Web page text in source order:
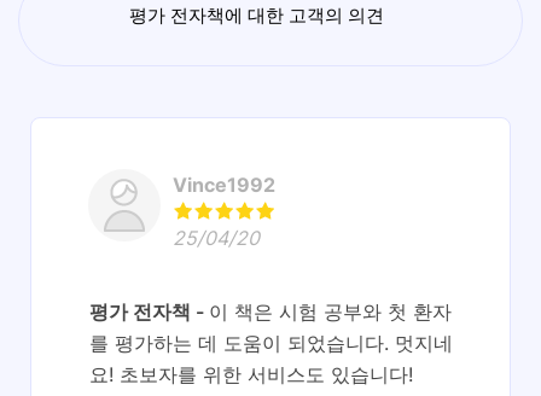
평가 전자책에 대한 고객의 의견
Vince1992
25/04/20
평가 전자책
이 책은 시험 공부와 첫 환자
를 평가하는 데 도움이 되었습니다. 멋지네
요! 초보자를 위한 서비스도 있습니다!